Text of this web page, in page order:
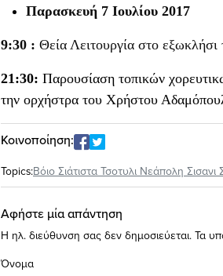
Παρασκευή 7 Ιουλίου 2017
9:30 : Θεία Λειτουργία στο εξωκλήσι
21:30: Παρουσίαση τοπικών
την ορχήστρα του Χρήστου
Κοινοποίηση:
Topics:Βόιο Σιάτιστα Τσοτυλι Νεάπολη Σισανι
Αφήστε μία απάντηση
Η ηλ. διεύθυνση σας δεν δημοσιεύεται. Τα
Όνομα